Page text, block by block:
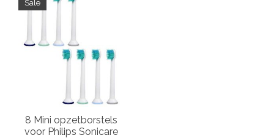
Sale
8 Mini opzetborstels
voor Philips Sonicare